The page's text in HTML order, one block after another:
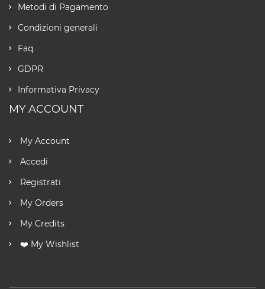
Metodi di Pagamento
Condizioni generali
Faq
GDPR
Informativa Privacy
MY ACCOUNT
My Account
Accedi
Registrati
My Orders
My Credits
❤️ My Wishlist